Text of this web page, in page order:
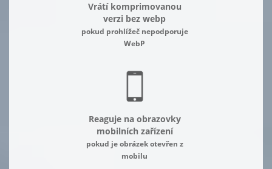
Vrátí komprimovanou
verzi bez webp
pokud prohlížeč nepodporuje
WebP
Reaguje na obrazovky
mobilních zařízení
pokud je obrázek otevřen z
mobilu